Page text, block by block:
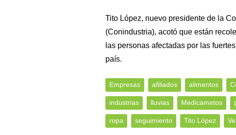
Tito López, nuevo presidente de la
(Conindustria), acotó que están
las personas afectadas por las
país.
Empresas afiliados alimentos
industrias lluvias Medicametos
ropa seguimiento Tito López